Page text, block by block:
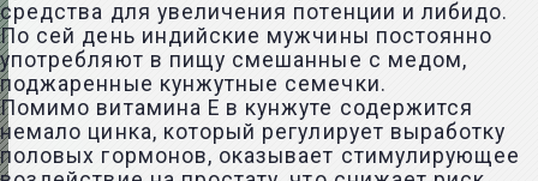
средства для увеличения потенции и либидо.
По сей день индийские мужчины постоянно
употребляют в пищу смешанные с медом,
поджаренные кунжутные семечки.
Помимо витамина Е в кунжуте содержится
немало цинка, который регулирует выработку
половых гормонов, оказывает стимулирующее